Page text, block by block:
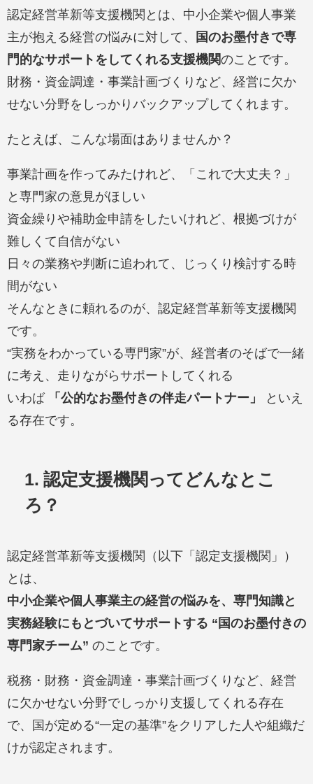
認定経営革新等支援機関とは、中小企業や個人事業
主が抱える経営の悩みに対して、
国のお墨付きで専
門的なサポートをしてくれる支援機関のことです。
財務・資金調達・事業計画づくりなど、経営に欠か
せない分野をしっかりバックアップしてくれます。
たとえば、こんな場面はありませんか？
事業計画を作ってみたけれど、「これで大丈夫？」
と専門家の意見がほしい
資金繰りや補助金申請をしたいけれど、根拠づけが
難しくて自信がない
日々の業務や判断に追われて、じっくり検討する時
間がない
そんなときに頼れるのが、認定経営革新等支援機関
です。
“実務をわかっている専門家”が、経営者のそばで一緒
に考え、走りながらサポートしてくれる
いわば
「公的なお墨付きの伴走パートナー」
といえ
る存在です。
1. 認定支援機関ってどんなとこ
ろ？
認定経営革新等支援機関（以下「認定支援機関」）
とは、
中小企業や個人事業主の経営の悩みを、専門知識と
実務経験にもとづいてサポートする “国のお墨付きの
専門家チーム” のことです。
税務・財務・資金調達・事業計画づくりなど、経営
に欠かせない分野でしっかり支援してくれる存在
で、国が定める“一定の基準”をクリアした人や組織だ
けが認定されます。